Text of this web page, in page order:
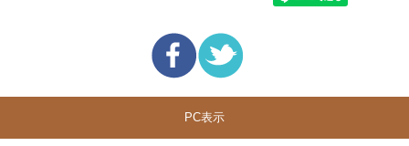
PC表示